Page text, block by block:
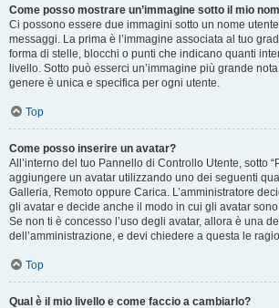
Come posso mostrare un’immagine sotto il mio
Ci possono essere due immagini sotto un nome
messaggi. La prima è l’immagine associata al tuo
forma di stelle, blocchi o punti che indicano quanti
livello. Sotto può esserci un’immagine più grande
genere è unica e specifica per ogni utente.
Top
Come posso inserire un avatar?
All’interno del tuo Pannello di Controllo Utente, sotto
aggiungere un avatar utilizzando uno dei seguenti
Galleria, Remoto oppure Carica. L’amministratore
gli avatar e decide anche il modo in cui gli avatar
Se non ti è concesso l’uso degli avatar, allora è una
dell’amministrazione, e devi chiedere a questa le
Top
Qual è il mio livello e come faccio a cambiarlo?